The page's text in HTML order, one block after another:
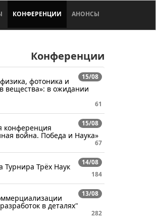
КОНФЕРЕНЦИИ АНОНСЫ
Конференции
15/08
фотоника и
вещества»: в ожидании
61
15/08
конференция
война. Победа и Наука»
67
14/08
Турнира Трёх Наук
184
13/08
в деталях"
282